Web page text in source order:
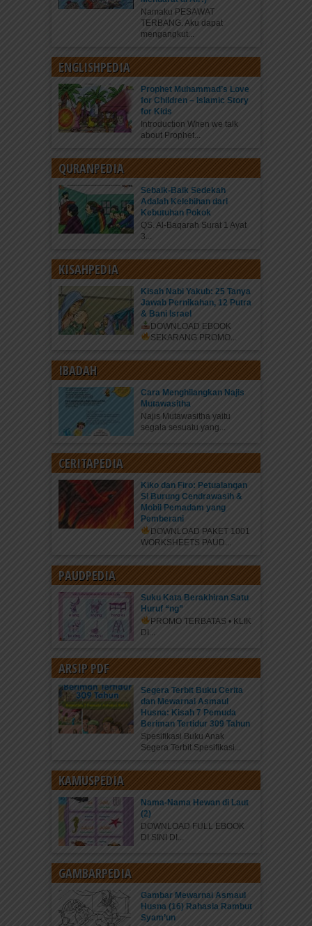
Namaku PESAWAT
TERBANG. Aku dapat
mengangkut...
ENGLISHPEDIA
Prophet Muhammad’s Love
for Children – Islamic Story
for Kids
Introduction When we talk
about Prophet...
QURANPEDIA
Sebaik-Baik Sedekah
Adalah Kelebihan dari
Kebutuhan Pokok
QS. Al-Baqarah Surat 1 Ayat
3...
KISAHPEDIA
Kisah Nabi Yakub: 25 Tanya
Jawab Pernikahan, 12 Putra
& Bani Israel
DOWNLOAD EBOOK
SEKARANG PROMO...
IBADAH
Cara Menghilangkan Najis
Mutawasitha
Najis Mutawasitha yaitu
segala sesuatu yang...
CERITAPEDIA
Kiko dan Firo: Petualangan
Si Burung Cendrawasih &
Mobil Pemadam yang
Pemberani
DOWNLOAD PAKET 1001
WORKSHEETS PAUD...
PAUDPEDIA
Suku Kata Berakhiran Satu
Huruf “ng”
PROMO TERBATAS • KLIK
DI...
ARSIP PDF
Segera Terbit Buku Cerita
dan Mewarnai Asmaul
Husna: Kisah 7 Pemuda
Beriman Tertidur 309 Tahun
Spesifikasi Buku Anak
Segera Terbit Spesifikasi...
KAMUSPEDIA
Nama-Nama Hewan di Laut
(2)
DOWNLOAD FULL EBOOK
DI SINI DI...
GAMBARPEDIA
Gambar Mewarnai Asmaul
Husna (16) Rahasia Rambut
Syam’un